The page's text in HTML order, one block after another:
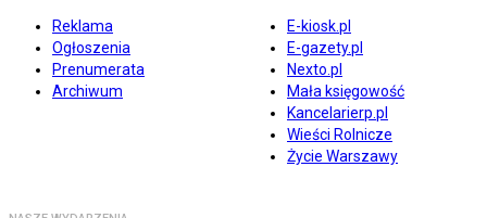
Reklama
Ogłoszenia
Prenumerata
Archiwum
E-kiosk.pl
E-gazety.pl
Nexto.pl
Mała księgowość
Kancelarierp.pl
Wieści Rolnicze
Życie Warszawy